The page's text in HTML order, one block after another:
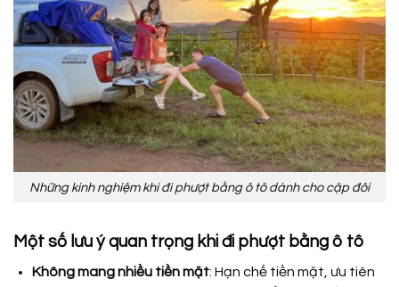
Những kinh nghiệm khi đi phượt bằng ô tô dành cho cặp đôi
Một số lưu ý quan trọng khi đi phượt bằng ô tô
Không mang nhiều tiền mặt: Hạn chế tiền mặt, ưu tiên